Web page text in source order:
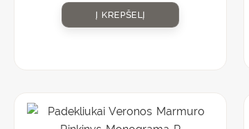
Į KREPŠELĮ